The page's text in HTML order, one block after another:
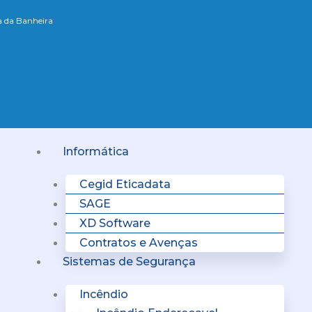
da Banheira
Informática
Cegid Eticadata
SAGE
XD Software
Contratos e Avenças
Sistemas de Segurança
Incêndio
Menu